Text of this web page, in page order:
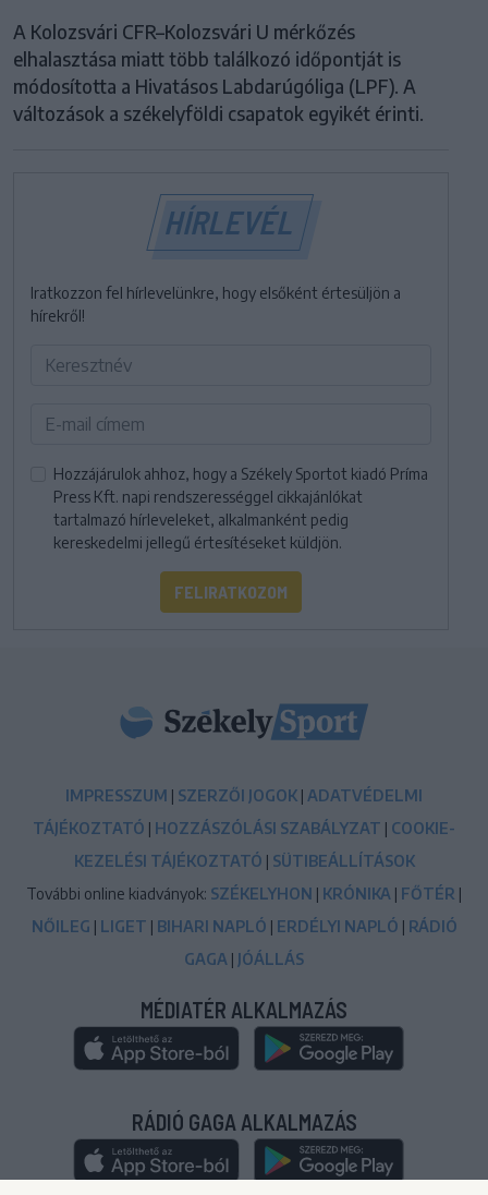
A Kolozsvári CFR–Kolozsvári U mérkőzés
elhalasztása miatt több találkozó időpontját is
módosította a Hivatásos Labdarúgóliga (LPF). A
változások a székelyföldi csapatok egyikét érinti.
HÍRLEVÉL
Iratkozzon fel hírlevelünkre, hogy elsőként értesüljön a
hírekről!
Hozzájárulok ahhoz, hogy a Székely Sportot kiadó Príma
Press Kft. napi rendszerességgel cikkajánlókat
tartalmazó hírleveleket, alkalmanként pedig
kereskedelmi jellegű értesítéseket küldjön.
FELIRATKOZOM
IMPRESSZUM | SZERZŐI JOGOK | ADATVÉDELMI
TÁJÉKOZTATÓ | HOZZÁSZÓLÁSI SZABÁLYZAT | COOKIE-
KEZELÉSI TÁJÉKOZTATÓ | SÜTIBEÁLLÍTÁSOK
További online kiadványok: SZÉKELYHON | KRÓNIKA | FŐTÉR |
NŐILEG | LIGET | BIHARI NAPLÓ | ERDÉLYI NAPLÓ | RÁDIÓ
GAGA | JÓÁLLÁS
MÉDIATÉR ALKALMAZÁS
RÁDIÓ GAGA ALKALMAZÁS